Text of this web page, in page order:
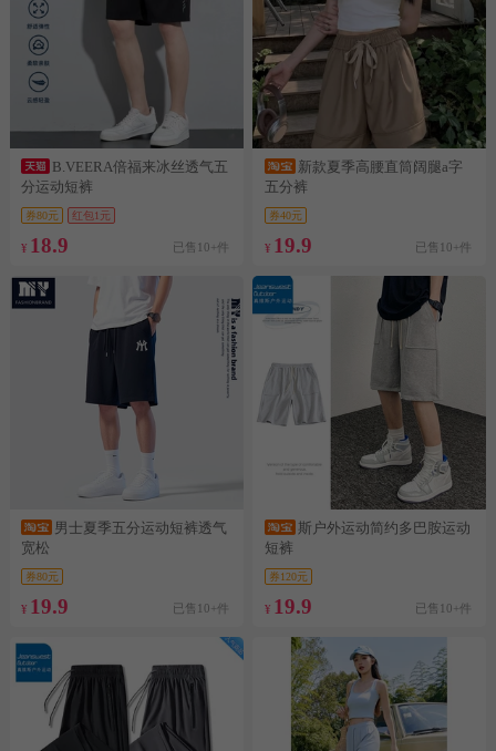
B.VEERA倍福来冰丝透气五
分运动短裤
券80元 红包1元
¥ 18.9 已售10+件
新款夏季高腰直筒阔腿a字
五分裤
券40元
¥ 19.9 已售10+件
男士夏季五分运动短裤透气
宽松
券80元
¥ 19.9 已售10+件
斯户外运动简约多巴胺运动
短裤
券120元
¥ 19.9 已售10+件